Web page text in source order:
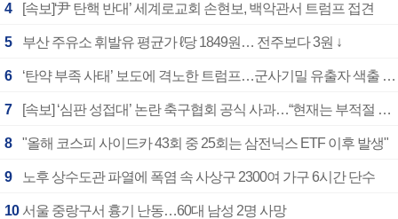
4 [속보]‘尹 탄핵 반대’ 세계로교회 손현보, 백악관서 트럼프 접견
5 부산 주유소 휘발유 평균가 ℓ당 1849원… 전주보다 3원 ↓
6 ‘탄약 부족 사태’ 보도에 격노한 트럼프…군사기밀 유출자 색출 지시
7 [속보] ‘심판 성접대’ 논란 축구협회 공식 사과…“현재는 부적절 행위 없어”
8 "올해 코스피 사이드카 43회 중 25회는 삼전닉스 ETF 이후 발생"
9 노후 상수도관 파열에 폭염 속 사상구 2300여 가구 6시간 단수
10 서울 중랑구서 흉기 난동…60대 남성 2명 사망